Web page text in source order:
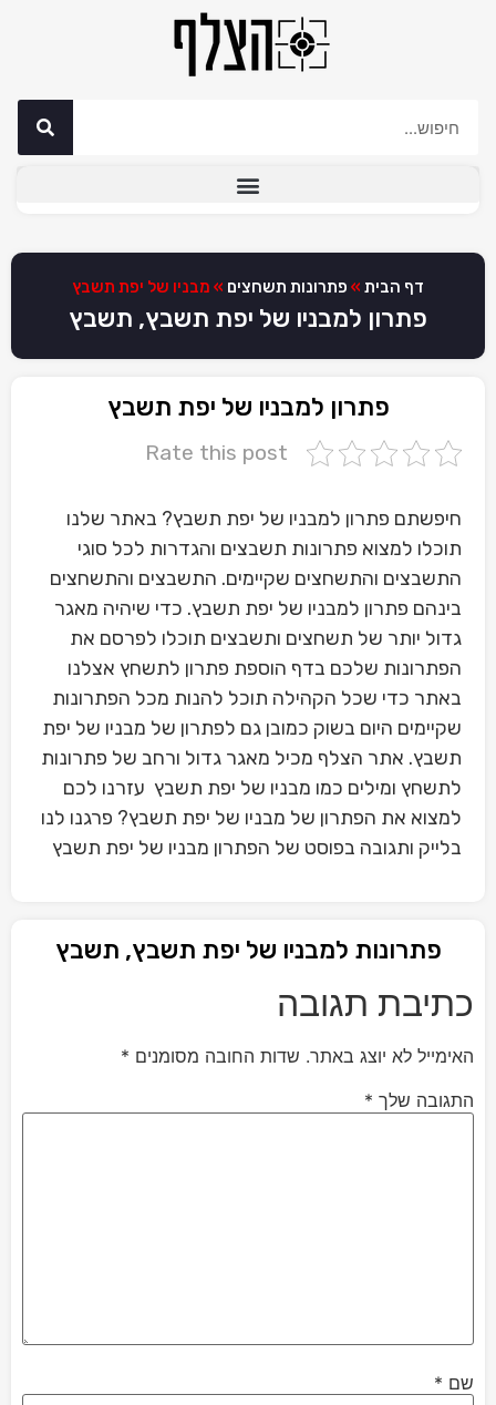
דף הבית » פתרונות תשחצים » מבניו של יפת תשבץ
פתרון למבניו של יפת תשבץ, תשבץ
פתרון למבניו של יפת תשבץ
Rate this post
חיפשתם פתרון למבניו של יפת תשבץ? באתר שלנו
תוכלו למצוא פתרונות תשבצים והגדרות לכל סוגי
התשבצים והתשחצים שקיימים. התשבצים והתשחצים
בינהם פתרון למבניו של יפת תשבץ. כדי שיהיה מאגר
גדול יותר של תשחצים ותשבצים תוכלו לפרסם את
הפתרונות שלכם בדף הוספת פתרון לתשחץ אצלנו
באתר כדי שכל הקהילה תוכל להנות מכל הפתרונות
שקיימים היום בשוק כמובן גם לפתרון של מבניו של יפת
תשבץ. אתר הצלף מכיל מאגר גדול ורחב של פתרונות
לתשחץ ומילים כמו מבניו של יפת תשבץ עזרנו לכם
למצוא את הפתרון של מבניו של יפת תשבץ? פרגנו לנו
בלייק ותגובה בפוסט של הפתרון מבניו של יפת תשבץ
פתרונות למבניו של יפת תשבץ, תשבץ
כתיבת תגובה
האימייל לא יוצג באתר. שדות החובה מסומנים *
התגובה שלך *
שם *